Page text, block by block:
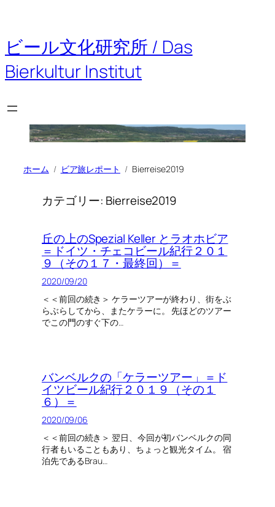
を
ス
キ
ッ
ビール文化研究所 / Das
Bierkultur Institut
ホーム ビア旅レポート Bierreise2019
カテゴリー: Bierreise2019
丘の上のSpezial Keller とラオホビア
＝ドイツ・チェコビール紀行２０１
９（その１７・最終回）＝
2020/09/20
＜＜前回の続き＞ ケラーツアーが終わり、街をぶ
らぶらしてから、またケラーに。 先ほどのツアー
でこの門のすぐ下の…
バンベルクの「ケラーツアー」＝ド
イツビール紀行２０１９（その１
６）＝
2020/09/06
＜＜前回の続き＞ 翌日、今回が初バンベルクの同
行者もいることもあり、ちょっと観光タイム。 宿
泊先であるBrau…